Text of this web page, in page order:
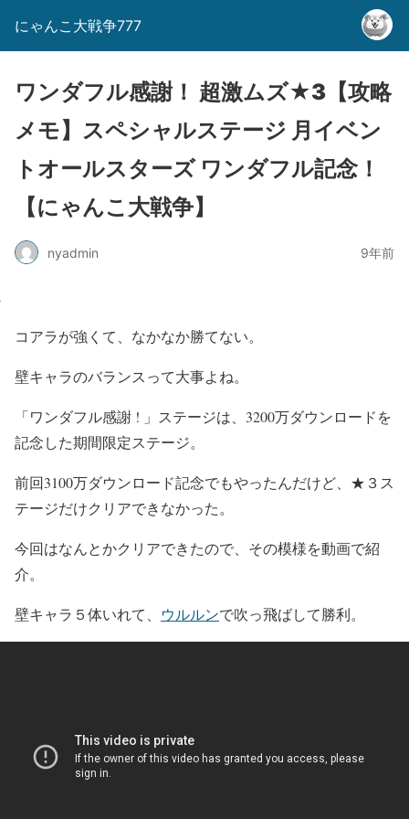
にゃんこ大戦争777
ワンダフル感謝！ 超激ムズ★3【攻略
メモ】スペシャルステージ 月イベン
トオールスターズ ワンダフル記念！
【にゃんこ大戦争】
nyadmin 9年前
コアラが強くて、なかなか勝てない。
壁キャラのバランスって大事よね。
「ワンダフル感謝 ! 」ステージは、3200万ダウンロードを
記念した期間限定ステージ。
前回3100万ダウンロード記念でもやったんだけど、★３ス
テージだけクリアできなかった。
今回はなんとかクリアできたので、その模様を動画で紹
介。
壁キャラ５体いれて、 ウルルンで吹っ飛ばして勝利。